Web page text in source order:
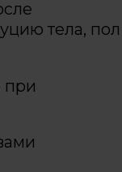
тела, пол
при